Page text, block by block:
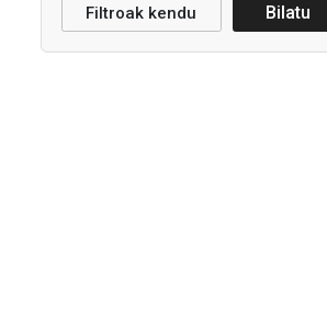
Filtroak kendu Bilatu